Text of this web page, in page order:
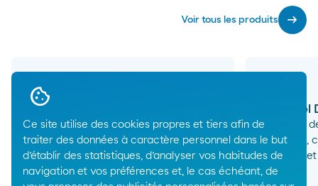
Ce site utilise des cookies propres et tiers afin de
traiter des données à caractère personnel dans le but
d’établir des statistiques, d’analyser vos habitudes de
navigation et vos préférences et, le cas échéant, de
Voir tous les produits arrow_right_alt
Petrosol D Heptane
Mélange d’hydrocarbures d’une
pureté supérieure à 95 %, pauvre en
composés aromatiques et en
impuretés.
Petrosol
Mélange
isomères,
volatilité et